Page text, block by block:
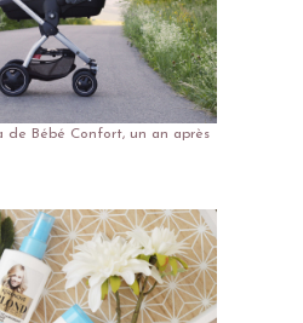
de Bébé Confort, un an après